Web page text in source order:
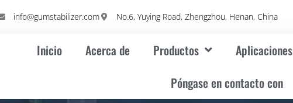
info@gumstabilizer.com No.6, Yuying Road, Zhengzhou, Henan, China
Inicio Acerca de Productos Aplicaciones
Póngase en contacto con